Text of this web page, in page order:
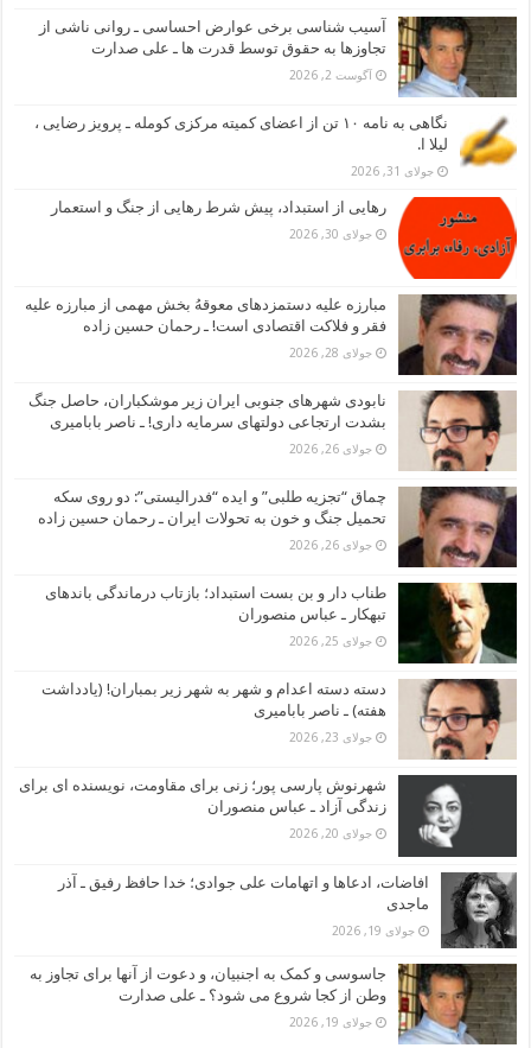
آسیب شناسی برخی عوارض احساسی ـ روانی ناشی از
تجاوزها به حقوق توسط قدرت ها ـ علی صدارت
آگوست 2, 2026
نگاهی به نامه ۱۰ تن از اعضای کمیته مرکزی کومله ـ پرویز رضایی ،
لیلا ا.
جولای 31, 2026
رهایی از استبداد، پیش شرط رهایی از جنگ و استعمار
جولای 30, 2026
مبارزه علیه دستمزدهای معوقهُ بخش مهمی از مبارزه علیه
فقر و فلاکت اقتصادی است! ـ رحمان حسین زاده
جولای 28, 2026
نابودی شهرهای جنوبی ایران زیر موشکباران، حاصل جنگ
بشدت ارتجاعی دولتهای سرمایه داری! ـ ناصر بابامیری
جولای 26, 2026
چماق “تجزیه طلبی” و ایده “فدرالیستی”: دو روی سکه
تحمیل جنگ و خون به تحولات ایران ـ رحمان حسین زاده
جولای 26, 2026
طناب دار و بن بست استبداد؛ بازتاب درماندگی باندهای
تبهکار ـ عباس منصوران
جولای 25, 2026
دسته دسته اعدام و شهر به شهر زیر بمباران! (یادداشت
هفته) ـ ناصر بابامیری
جولای 23, 2026
شهرنوش پارسی پور؛ زنی برای مقاومت، نویسنده ای برای
زندگی آزاد ـ عباس منصوران
جولای 20, 2026
افاضات، ادعاها و اتهامات علی جوادی؛ خدا حافظ رفیق ـ آذر
ماجدی
جولای 19, 2026
جاسوسی و کمک به اجنبیان، و دعوت از آنها برای تجاوز به
وطن از کجا شروع می شود؟ ـ علی صدارت
جولای 19, 2026